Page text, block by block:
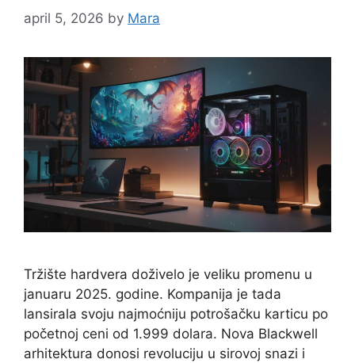
april 5, 2026 by Mara
Tržište hardvera doživelo je veliku promenu u
januaru 2025. godine. Kompanija je tada
lansirala svoju najmoćniju potrošačku karticu po
početnoj ceni od 1.999 dolara. Nova Blackwell
arhitektura donosi revoluciju u sirovoj snazi i